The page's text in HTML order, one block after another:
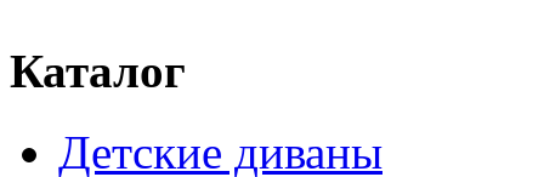
Каталог
Детские диваны